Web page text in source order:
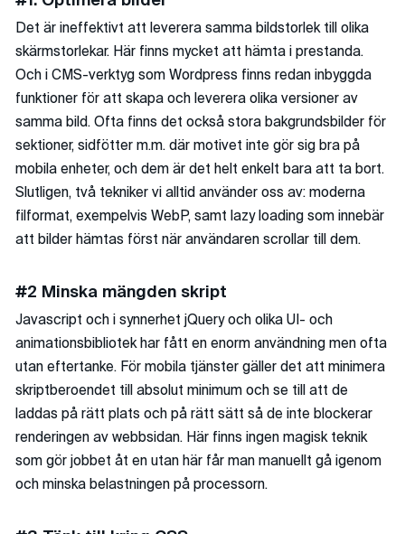
Det är ineffektivt att leverera samma bildstorlek till olika
skärmstorlekar. Här finns mycket att hämta i prestanda.
Och i CMS-verktyg som Wordpress finns redan inbyggda
funktioner för att skapa och leverera olika versioner av
samma bild. Ofta finns det också stora bakgrundsbilder för
sektioner, sidfötter m.m. där motivet inte gör sig bra på
mobila enheter, och dem är det helt enkelt bara att ta bort.
Slutligen, två tekniker vi alltid använder oss av: moderna
filformat, exempelvis WebP, samt lazy loading som innebär
att bilder hämtas först när användaren scrollar till dem.
#2 Minska mängden skript
Javascript och i synnerhet jQuery och olika UI- och
animationsbibliotek har fått en enorm användning men ofta
utan eftertanke. För mobila tjänster gäller det att minimera
skriptberoendet till absolut minimum och se till att de
laddas på rätt plats och på rätt sätt så de inte blockerar
renderingen av webbsidan. Här finns ingen magisk teknik
som gör jobbet åt en utan här får man manuellt gå igenom
och minska belastningen på processorn.